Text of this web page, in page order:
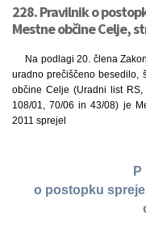
228. Pravilnik o
Mestne občine Celje,
Na podlagi 20. člena
uradno prečiščeno besedilo,
občine Celje (Uradni list RS,
108/01, 70/06 in 43/08) je
2011 sprejel
P
o postopku